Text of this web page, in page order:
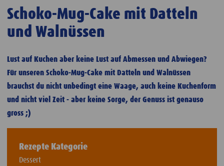
Schoko-Mug-Cake mit Datteln
und Walnüssen
Lust auf Kuchen aber keine Lust auf Abmessen und Abwiegen?
Für unseren Schoko-Mug-Cake mit Datteln und Walnüssen
brauchst du nicht unbedingt eine Waage, auch keine Kuchenform
und nicht viel Zeit - aber keine Sorge, der Genuss ist genauso
gross ;)
Rezepte Kategorie
Dessert